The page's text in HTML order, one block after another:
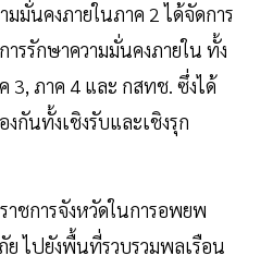
มมั่นคงภายในภาค 2 ได้จัดการ
รรักษาความมั่นคงภายใน ทั้ง
3, ภาค 4 และ กสทช. ซึ่งได้
กันทั้งเชิงรับและเชิงรุก
ชการจังหวัดในการอพยพ
ไปยังพื้นที่รวบรวมพลเรือน